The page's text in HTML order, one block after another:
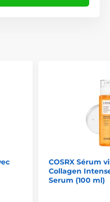
COSRX Sérum
Collagen
Serum (100 ml)